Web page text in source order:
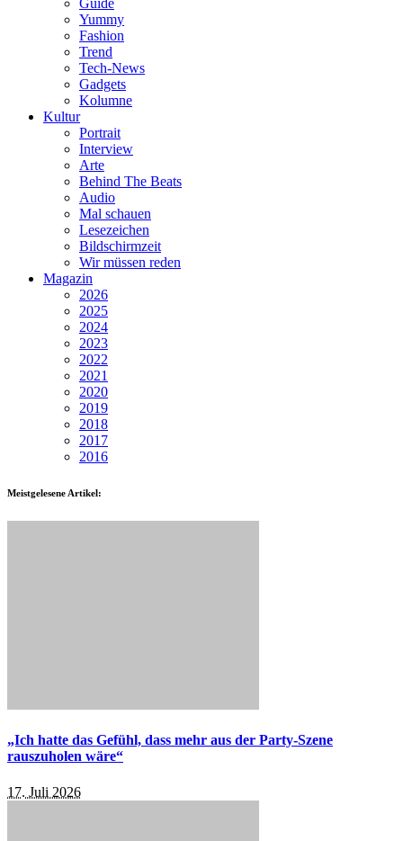
Guide
Yummy
Fashion
Trend
Tech-News
Gadgets
Kolumne
Kultur
Portrait
Interview
Arte
Behind The Beats
Audio
Mal schauen
Lesezeichen
Bildschirmzeit
Wir müssen reden
Magazin
2026
2025
2024
2023
2022
2021
2020
2019
2018
2017
2016
Meistgelesene Artikel:
„Ich hatte das Gefühl, dass mehr aus der Party-Szene
rauszuholen wäre“
17. Juli 2026